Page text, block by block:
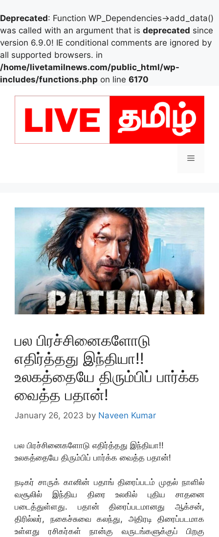
Deprecated: Function WP_Dependencies->add_data()
was called with an argument that is deprecated since
version 6.9.0! IE conditional comments are ignored by
all supported browsers. in
/home/livetamilnews.com/public_html/wp-
includes/functions.php on line 6170
Menu
பல பிரச்சினைகளோடு
எதிர்த்தது இந்தியா!!
உலகத்தையே திரும்பிப் பார்க்க
வைத்த பதான்!
January 26, 2023 by Naveen Kumar
பல பிரச்சினைகளோடு எதிர்த்தது இந்தியா!!
உலகத்தையே திரும்பிப் பார்க்க வைத்த பதான்!
நடிகர் சாருக் கானின் பதாங் திரைப்படம் முதல் நாளில்
வசூலில் இந்திய திரை உலகில் புதிய சாதனை
படைத்துள்ளது. பதான் திரைப்படமானது ஆக்சன்,
திரில்லர், நகைச்சுவை கலந்து, அதிரடி திரைப்படமாக
உள்ளது ரசிகர்கள் நான்கு வருடங்களுக்குப் பிறகு